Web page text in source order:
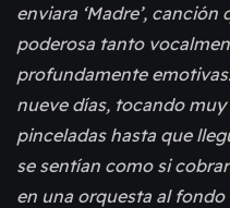
enviara ‘Madre’,
poderosa tanto
profundamente
nueve días, tocando
pinceladas hasta que
se sentían como si
en una orquesta al fondo